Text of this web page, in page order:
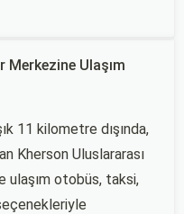
Merkezine Ulaşım
11 kilometre dışında,
Kherson Uluslararası
ulaşım otobüs, taksi,